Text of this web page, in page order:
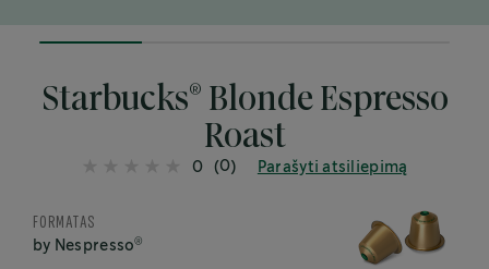
25%
Starbucks® Blonde Espresso
Roast
0 (0) Parašyti atsiliepimą
FORMATAS
by Nespresso®